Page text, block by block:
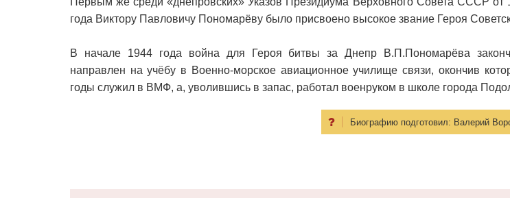
года Виктору Павловичу Пономарёву было присвоено высокое звание Героя
В начале 1944 года война для Героя битвы за Днепр В.П.Пономарёва
направлен на учёбу в Военно-морское авиационное училище связи, окончив
годы служил в ВМФ, а, уволившись в запас, работал военруком в школе города
Биографию подготовил: Валерий